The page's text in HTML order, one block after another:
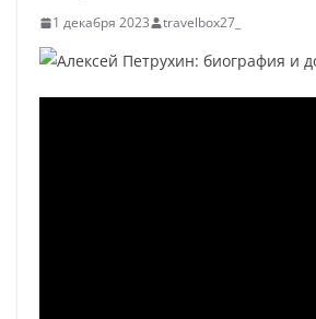
1 декабря 2023 travelbox27_